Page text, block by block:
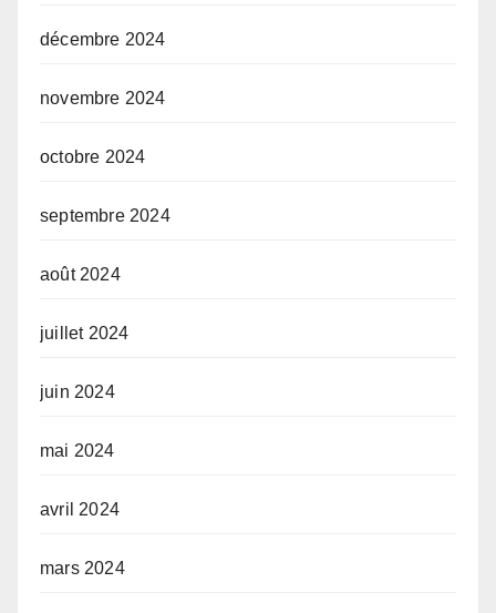
décembre 2024
novembre 2024
octobre 2024
septembre 2024
août 2024
juillet 2024
juin 2024
mai 2024
avril 2024
mars 2024